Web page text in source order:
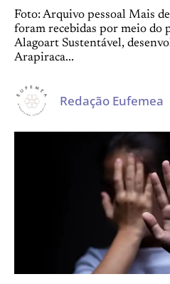
Foto: Arquivo pessoal Mais
foram recebidas por meio do
Alagoart Sustentável,
Arapiraca...
Redação Eufemea